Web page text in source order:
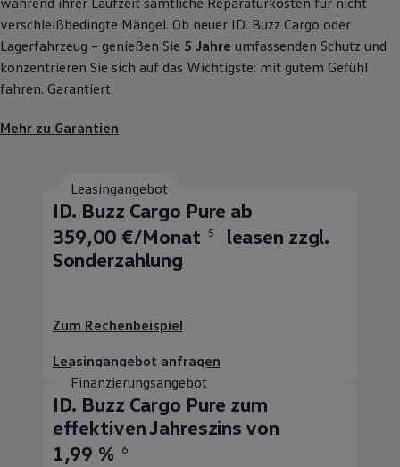
verschleißbedingte Mängel. Ob neuer ID. Buzz Cargo oder
Lagerfahrzeug – genießen Sie 5 Jahre umfassenden Schutz und
konzentrieren Sie sich auf das Wichtigste: mit gutem Gefühl
fahren. Garantiert.
Mehr zu Garantien
Leasingangebot
ID. Buzz Cargo Pure ab
359,00 €/Monat
5
leasen zzgl.
Sonderzahlung
Zum Rechenbeispiel
Leasingangebot anfragen
Finanzierungsangebot
ID. Buzz Cargo Pure zum
effektiven Jahreszins von
1,99 %
6